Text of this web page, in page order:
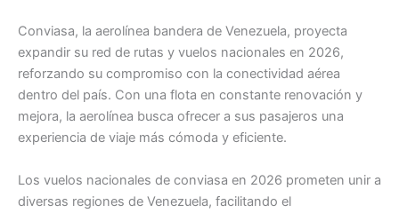
Conviasa, la aerolínea bandera de Venezuela, proyecta
expandir su red de rutas y vuelos nacionales en 2026,
reforzando su compromiso con la conectividad aérea
dentro del país. Con una flota en constante renovación y
mejora, la aerolínea busca ofrecer a sus pasajeros una
experiencia de viaje más cómoda y eficiente.
Los vuelos nacionales de conviasa en 2026 prometen unir a
diversas regiones de Venezuela, facilitando el